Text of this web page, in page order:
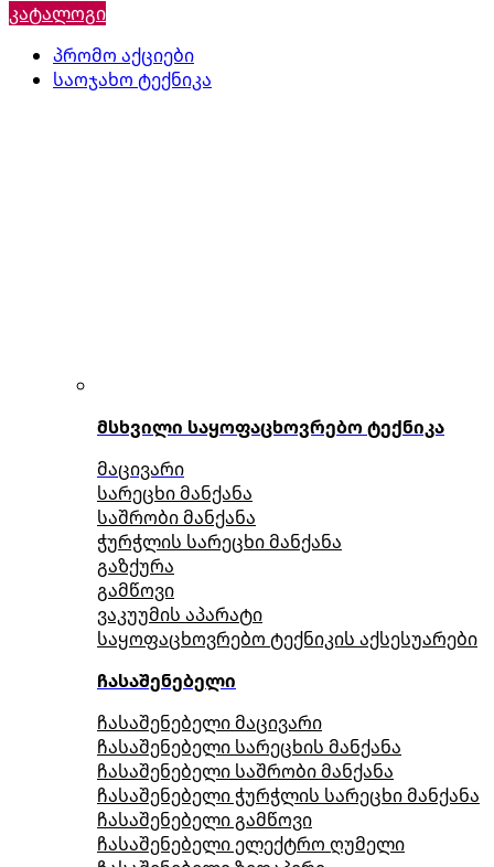
კატალოგი
პრომო აქციები
საოჯახო ტექნიკა
მსხვილი საყოფაცხოვრებო ტექნიკა
მაცივარი
სარეცხი მანქანა
საშრობი მანქანა
ჭურჭლის სარეცხი მანქანა
გაზქურა
გამწოვი
ვაკუუმის აპარატი
საყოფაცხოვრებო ტექნიკის აქსესუარები
ჩასაშენებელი
ჩასაშენებელი მაცივარი
ჩასაშენებელი სარეცხის მანქანა
ჩასაშენებელი საშრობი მანქანა
ჩასაშენებელი ჭურჭლის სარეცხი მანქანა
ჩასაშენებელი გამწოვი
ჩასაშენებელი ელექტრო ღუმელი